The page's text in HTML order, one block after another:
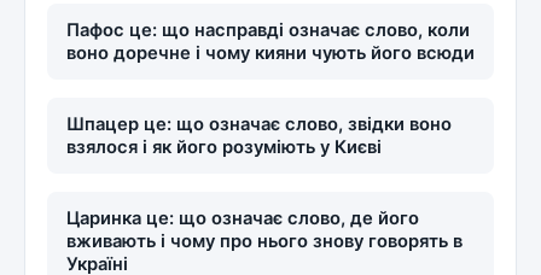
Пафос це: що насправді означає слово, коли
воно доречне і чому кияни чують його всюди
Шпацер це: що означає слово, звідки воно
взялося і як його розуміють у Києві
Царинка це: що означає слово, де його
вживають і чому про нього знову говорять в
Україні